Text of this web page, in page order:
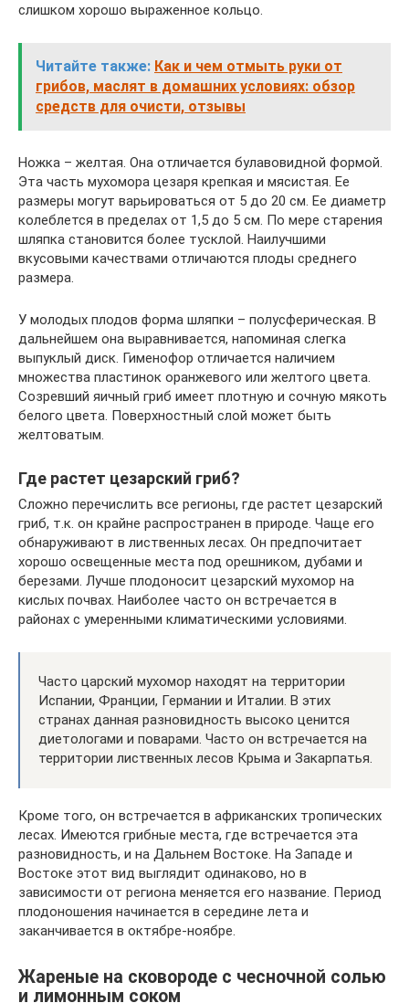
слишком хорошо выраженное кольцо.
Читайте также: Как и чем отмыть руки от
грибов, маслят в домашних условиях: обзор
средств для очисти, отзывы
Ножка – желтая. Она отличается булавовидной формой.
Эта часть мухомора цезаря крепкая и мясистая. Ее
размеры могут варьироваться от 5 до 20 см. Ее диаметр
колеблется в пределах от 1,5 до 5 см. По мере старения
шляпка становится более тусклой. Наилучшими
вкусовыми качествами отличаются плоды среднего
размера.
У молодых плодов форма шляпки – полусферическая. В
дальнейшем она выравнивается, напоминая слегка
выпуклый диск. Гименофор отличается наличием
множества пластинок оранжевого или желтого цвета.
Созревший яичный гриб имеет плотную и сочную мякоть
белого цвета. Поверхностный слой может быть
желтоватым.
Где растет цезарский гриб?
Сложно перечислить все регионы, где растет цезарский
гриб, т.к. он крайне распространен в природе. Чаще его
обнаруживают в лиственных лесах. Он предпочитает
хорошо освещенные места под орешником, дубами и
березами. Лучше плодоносит цезарский мухомор на
кислых почвах. Наиболее часто он встречается в
районах с умеренными климатическими условиями.
Часто царский мухомор находят на территории
Испании, Франции, Германии и Италии. В этих
странах данная разновидность высоко ценится
диетологами и поварами. Часто он встречается на
территории лиственных лесов Крыма и Закарпатья.
Кроме того, он встречается в африканских тропических
лесах. Имеются грибные места, где встречается эта
разновидность, и на Дальнем Востоке. На Западе и
Востоке этот вид выглядит одинаково, но в
зависимости от региона меняется его название. Период
плодоношения начинается в середине лета и
заканчивается в октябре-ноябре.
Жареные на сковороде с чесночной солью
и лимонным соком